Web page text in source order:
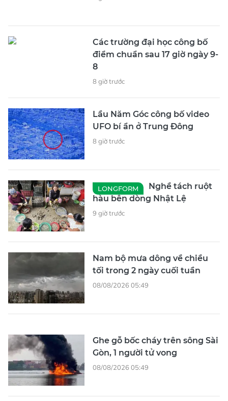
Các trường đại học công bố
điểm chuẩn sau 17 giờ ngày 9-
8
8 giờ trước
Lầu Năm Góc công bố video
UFO bí ẩn ở Trung Đông
8 giờ trước
LONGFORM
Nghề tách ruột
hàu bên dòng Nhật Lệ
9 giờ trước
Nam bộ mưa dông về chiều
tối trong 2 ngày cuối tuần
08/08/2026 05:49
Ghe gỗ bốc cháy trên sông Sài
Gòn, 1 người tử vong
08/08/2026 05:49